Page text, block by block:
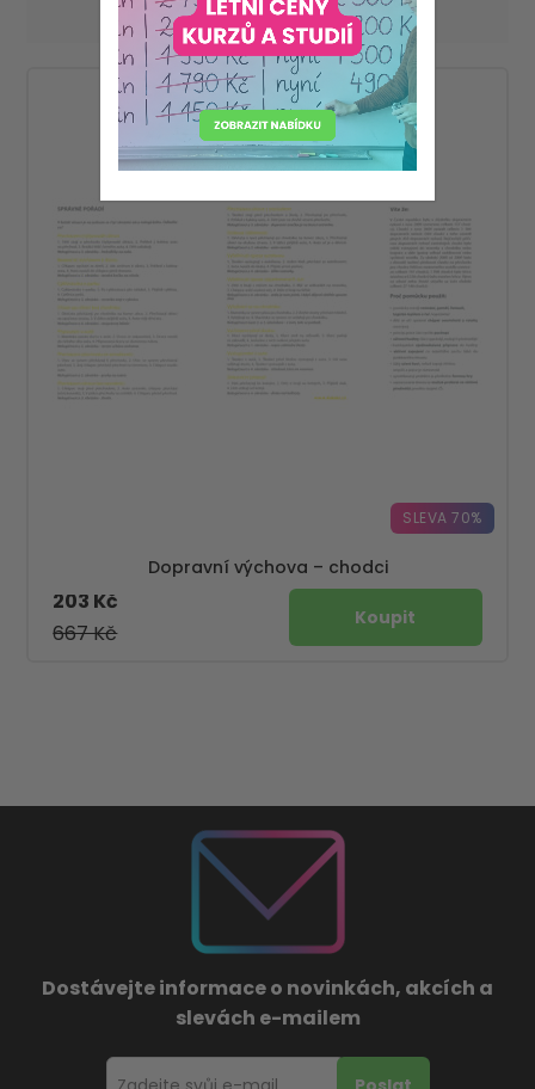
Zobrazit
na stránku
SLEVA 70%
Dopravní výchova – chodci
667 Kč
203 Kč
Dostávejte informace o novinkách, akcích a
slevách e-mailem